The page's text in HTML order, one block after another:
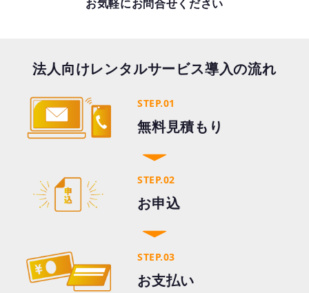
お気軽にお問合せください
法人向けレンタルサービス導入の流れ
STEP.01
無料見積もり
STEP.02
お申込
STEP.03
お支払い